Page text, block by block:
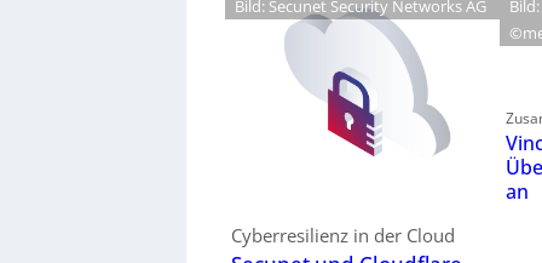
Bild: Secunet Security Networks AG
Cyberresilienz in der Cloud
Bild:
an